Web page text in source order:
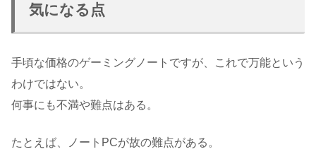
気になる点
手頃な価格のゲーミングノートですが、これで万能という
わけではない。
何事にも不満や難点はある。
たとえば、ノートPCが故の難点がある。